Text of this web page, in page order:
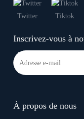
Twitter Tiktok
Inscrivez-vous à
À propos de nous